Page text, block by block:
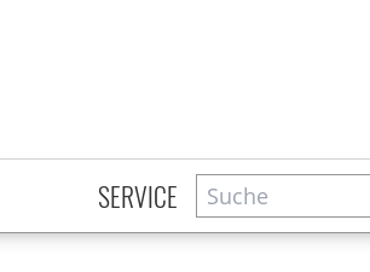
SERVICE Suche
Zeitschriftensuche